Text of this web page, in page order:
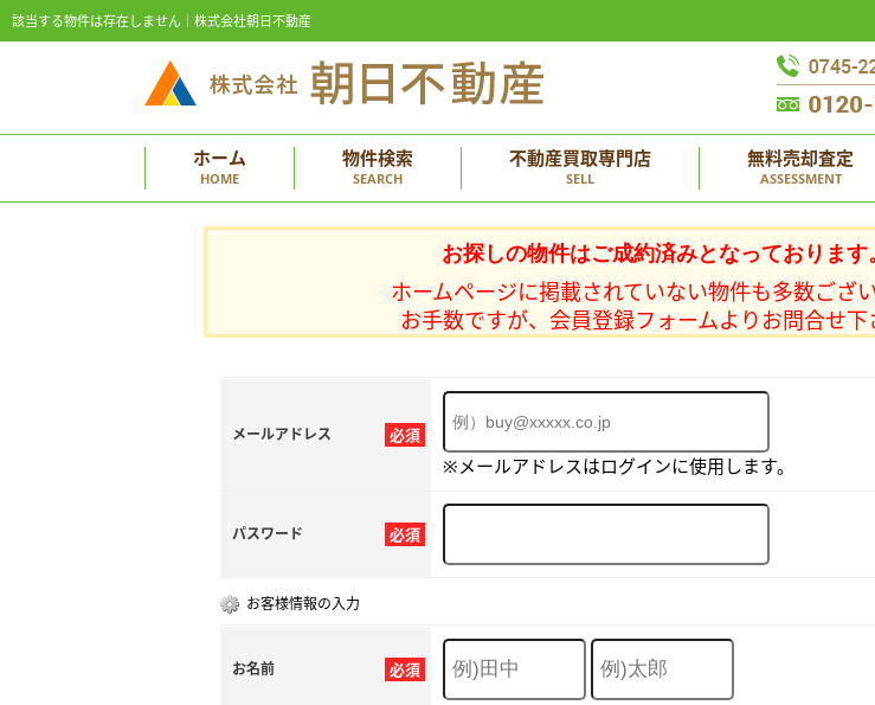
該当する物件は存在しません｜株式会社朝日不動産
ホーム
HOME
物件検索
SEARCH
不動産買取専門店
SELL
無料売却査定
ASSESSMENT
お探しの物件はご成約済みとなっております
ホームページに掲載されていない物件も多数ござい
お手数ですが、会員登録フォームよりお問合せ下
必須
メールアドレス
※メールアドレスはログインに使用します。
必須
パスワード
お客様情報の入力
必須
お名前